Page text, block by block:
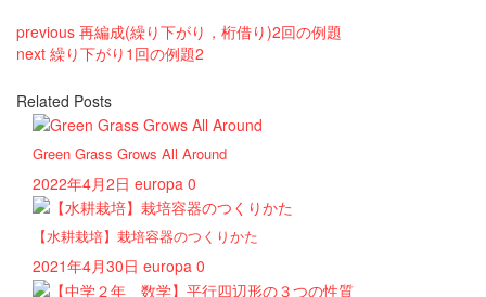
previous 再編成(繰り下がり，桁借り)2回の例題
next 繰り下がり1回の例題2
Related Posts
Green Grass Grows All Around
2022年4月2日 europa 0
【水耕栽培】栽培容器のつくりかた
2021年4月30日 europa 0